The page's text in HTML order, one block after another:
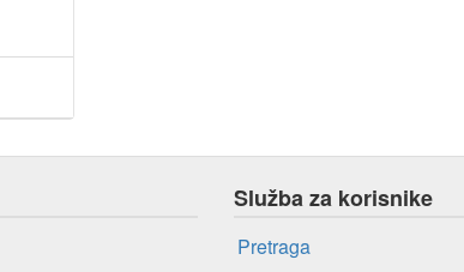
Služba za korisnike
Pretraga